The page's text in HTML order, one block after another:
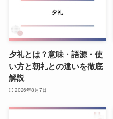
夕礼とは？意味・語源・使
い方と朝礼との違いを徹底
解説
2026年8月7日